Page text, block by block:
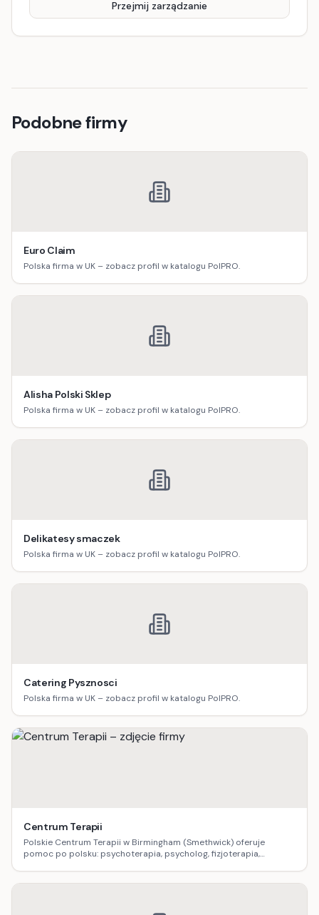
Przejmij zarządzanie
Podobne firmy
Euro Claim
Polska firma w UK – zobacz profil w katalogu PolPRO.
Alisha Polski Sklep
Polska firma w UK – zobacz profil w katalogu PolPRO.
Delikatesy smaczek
Polska firma w UK – zobacz profil w katalogu PolPRO.
Catering Pysznosci
Polska firma w UK – zobacz profil w katalogu PolPRO.
Centrum Terapii
Polskie Centrum Terapii w Birmingham (Smethwick) oferuje
pomoc po polsku: psychoterapia, psycholog, fizjoterapia,